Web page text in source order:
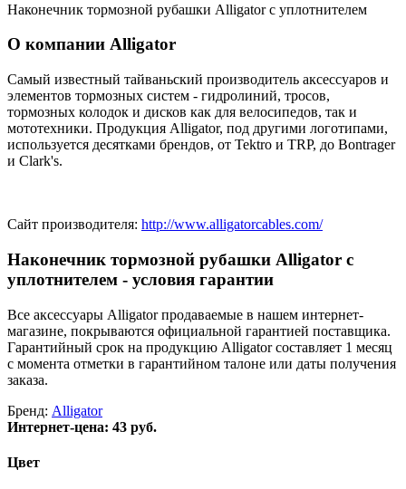
Наконечник тормозной рубашки Alligator с уплотнителем
О компании Alligator
Самый известный тайваньский производитель аксессуаров и
элементов тормозных систем - гидролиний, тросов,
тормозных колодок и дисков как для велосипедов, так и
мототехники. Продукция Alligator, под другими логотипами,
используется десятками брендов, от Tektro и TRP, до Bontrager
и Clark's.
Сайт производителя: http://www.alligatorcables.com/
Наконечник тормозной рубашки Alligator с
уплотнителем - условия гарантии
Все аксессуары Alligator продаваемые в нашем интернет-
магазине, покрываются официальной гарантией поставщика.
Гарантийный срок на продукцию Alligator составляет 1 месяц
с момента отметки в гарантийном талоне или даты получения
заказа.
Бренд: Alligator
Интернет-цена: 43 руб.
Цвет